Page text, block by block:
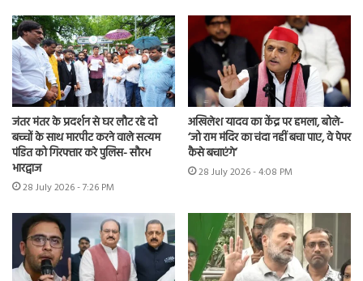
जंतर मंतर के प्रदर्शन से घर लौट रहे दो
बच्चों के साथ मारपीट करने वाले सत्यम
पंडित को गिरफ्तार करे पुलिस- सौरभ
भारद्वाज
28 July 2026 - 7:26 PM
अखिलेश यादव का केंद्र पर हमला, बोले-
‘जो राम मंदिर का चंदा नहीं बचा पाए, वे पेपर
कैसे बचाएंगे’
28 July 2026 - 4:08 PM